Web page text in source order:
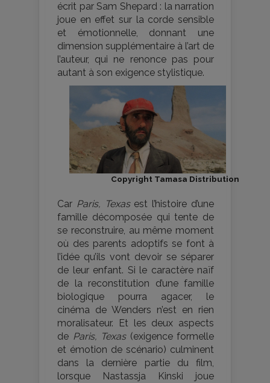
écrit par Sam Shepard : la narration
joue en effet sur la corde sensible
et émotionnelle, donnant une
dimension supplémentaire à l’art de
l’auteur, qui ne renonce pas pour
autant à son exigence stylistique.
Copyright Tamasa Distribution
Car Paris, Texasest l’histoire d’une
famille décomposée qui tente de
se reconstruire, au même moment
où des parents adoptifs se font à
l’idée qu’ils vont devoir se séparer
de leur enfant. Si le caractère naïf
de la reconstitution d’une famille
biologique pourra agacer, le
cinéma de Wenders n’est en rien
moralisateur. Et les deux aspects
de Paris, Texas(exigence formelle
et émotion de scénario) culminent
dans la dernière partie du film,
lorsque Nastassja Kinski joue